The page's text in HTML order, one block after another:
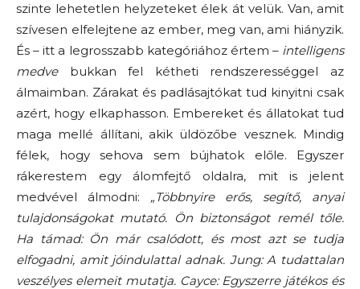
szinte lehetetlen helyzeteket élek át velük. Van, amit
szívesen elfelejtene az ember, meg van, ami hiányzik.
És – itt a legrosszabb kategóriához értem – intelligens
medvebukkan fel kétheti rendszerességgel az
álmaimban. Zárakat és padlásajtókat tud kinyitni csak
azért, hogy elkaphasson. Embereket és állatokat tud
maga mellé állítani, akik üldözőbe vesznek. Mindig
félek, hogy sehova sem bújhatok előle. Egyszer
rákerestem egy álomfejtő oldalra, mit is jelent
medvével álmodni: „Többnyire erős, segítő, anyai
tulajdonságokat mutató. Ön biztonságot remél tőle.
Ha támad: Ön már csalódott, és most azt se tudja
elfogadni, amit jóindulattal adnak. Jung: A tudattalan
veszélyes elemeit mutatja. Cayce: Egyszerre játékos és